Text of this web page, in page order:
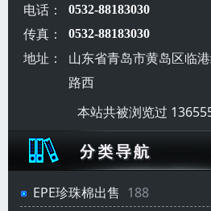
电话： 0532-88183030
传真： 0532-88183030
地址：
山东省青岛市黄岛区临
路西
本站共被浏览过
EPE珍珠棉出售 188